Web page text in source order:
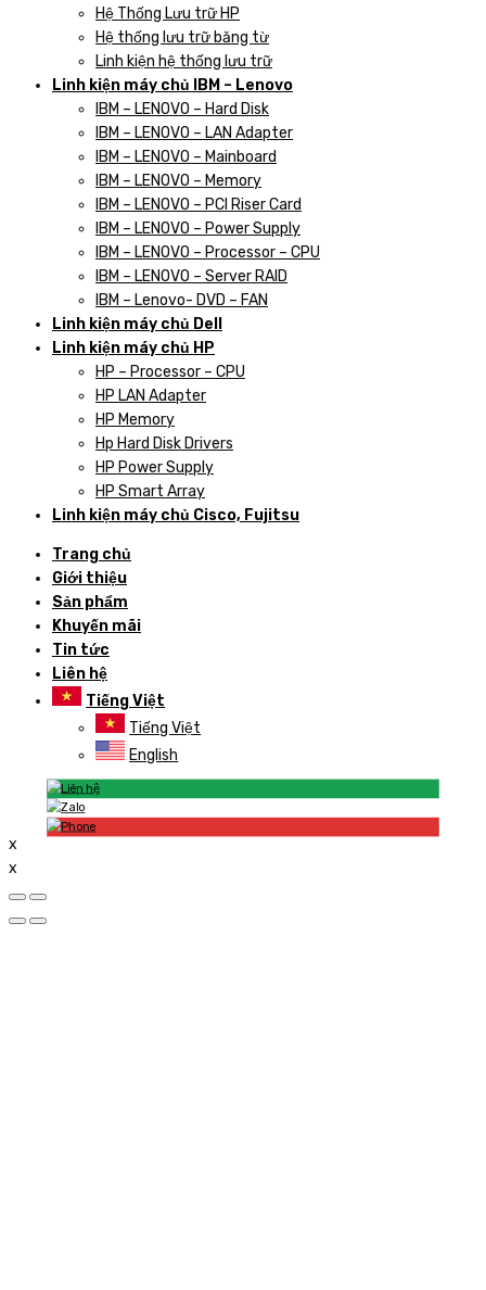
Hệ Thống Lưu trữ HP
Hệ thống lưu trữ băng từ
Linh kiện hệ thống lưu trữ
Linh kiện máy chủ IBM – Lenovo
IBM – LENOVO – Hard Disk
IBM – LENOVO – LAN Adapter
IBM – LENOVO – Mainboard
IBM – LENOVO – Memory
IBM – LENOVO – PCI Riser Card
IBM – LENOVO – Power Supply
IBM – LENOVO – Processor – CPU
IBM – LENOVO – Server RAID
IBM – Lenovo- DVD – FAN
Linh kiện máy chủ Dell
Linh kiện máy chủ HP
HP – Processor – CPU
HP LAN Adapter
HP Memory
Hp Hard Disk Drivers
HP Power Supply
HP Smart Array
Linh kiện máy chủ Cisco, Fujitsu
Trang chủ
Giới thiệu
Sản phẩm
Khuyến mãi
Tin tức
Liên hệ
Tiếng Việt
Tiếng Việt
English
x
x